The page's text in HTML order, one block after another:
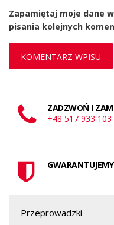
Zapamiętaj moje dane
pisania kolejnych
ZADZWOŃ I
+48 517 933 103
Przeprowadzki